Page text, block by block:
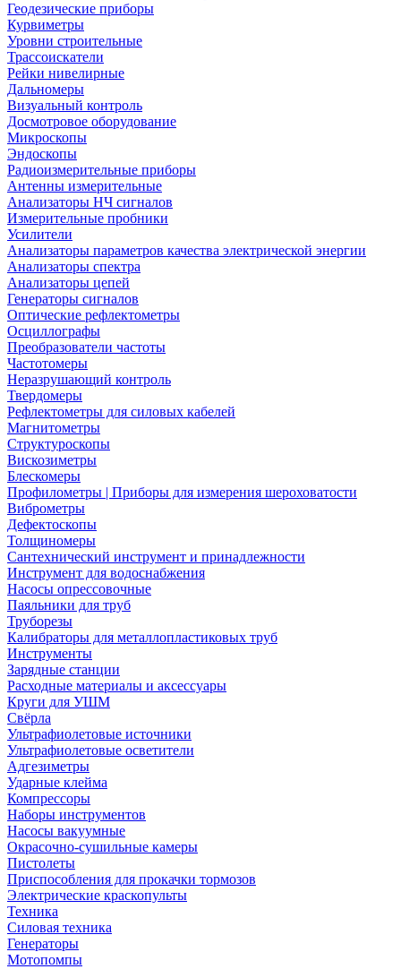
Геодезические приборы
Курвиметры
Уровни строительные
Трассоискатели
Рейки нивелирные
Дальномеры
Визуальный контроль
Досмотровое оборудование
Микроскопы
Эндоскопы
Радиоизмерительные приборы
Антенны измерительные
Анализаторы НЧ сигналов
Измерительные пробники
Усилители
Анализаторы параметров качества электрической энергии
Анализаторы спектра
Анализаторы цепей
Генераторы сигналов
Оптические рефлектометры
Осциллографы
Преобразователи частоты
Частотомеры
Неразрушающий контроль
Твердомеры
Рефлектометры для силовых кабелей
Магнитометры
Структуроскопы
Вискозиметры
Блескомеры
Профилометры | Приборы для измерения шероховатости
Виброметры
Дефектоскопы
Толщиномеры
Сантехнический инструмент и принадлежности
Инструмент для водоснабжения
Насосы опрессовочные
Паяльники для труб
Труборезы
Калибраторы для металлопластиковых труб
Инструменты
Зарядные станции
Расходные материалы и аксессуары
Круги для УШМ
Свёрла
Ультрафиолетовые источники
Ультрафиолетовые осветители
Адгезиметры
Ударные клейма
Компрессоры
Наборы инструментов
Насосы вакуумные
Окрасочно-сушильные камеры
Пистолеты
Приспособления для прокачки тормозов
Электрические краскопульты
Техника
Силовая техника
Генераторы
Мотопомпы